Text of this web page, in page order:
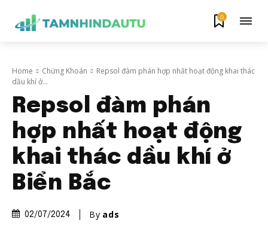
0
Home Chứng Khoán
Repsol đàm phán hợp nhất hoạt động khai thác
dầu khí ở...
Repsol đàm phán
hợp nhất hoạt động
khai thác dầu khí ở
Biển Bắc
02/07/2024 By ads